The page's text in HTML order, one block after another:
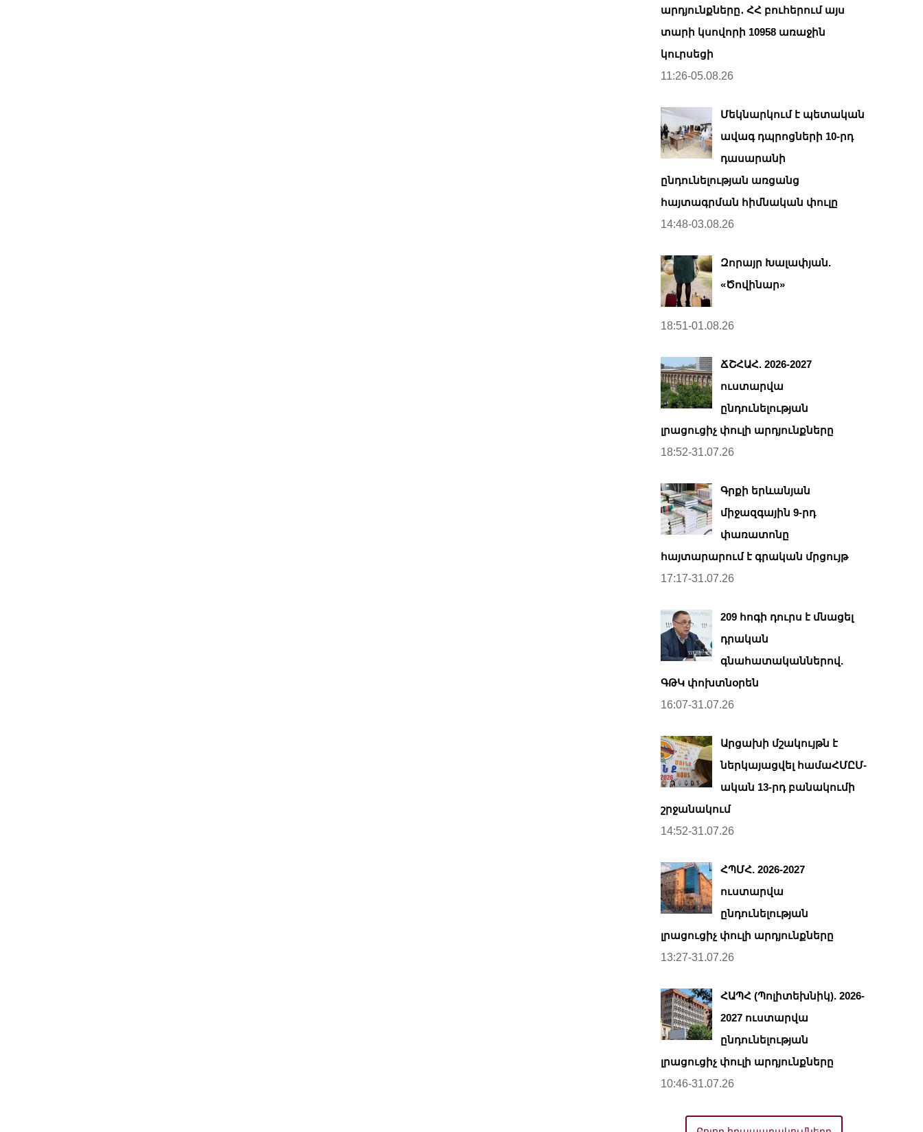
արդյունքները․ ՀՀ բուհերում այս
տարի կսովորի 10958 առաջին
կուրսեցի
11:26-05.08.26
Մեկնարկում է պետական
ավագ դպրոցների 10-րդ
դասարանի
ընդունելության առցանց
հայտագրման հիմնական փուլը
14:48-03.08.26
Զորայր Խալափյան.
«Ծովինար»
18:51-01.08.26
ՃՇՀԱՀ. 2026-2027
ուստարվա
ընդունելության
լրացուցիչ փուլի արդյունքները
18:52-31.07.26
Գրքի երևանյան
միջազգային 9-րդ
փառատոնը
հայտարարում է գրական մրցույթ
17:17-31.07.26
209 հոգի դուրս է մնացել
դրական
գնահատականներով.
ԳԹԿ փոխտնօրեն
16:07-31.07.26
Արցախի մշակույթն է
ներկայացվել համաՀՄԸՄ-
ական 13-րդ բանակումի
շրջանակում
14:52-31.07.26
ՀՊՄՀ. 2026-2027
ուստարվա
ընդունելության
լրացուցիչ փուլի արդյունքները
13:27-31.07.26
ՀԱՊՀ (Պոլիտեխնիկ). 2026-
2027 ուստարվա
ընդունելության
լրացուցիչ փուլի արդյունքները
10:46-31.07.26